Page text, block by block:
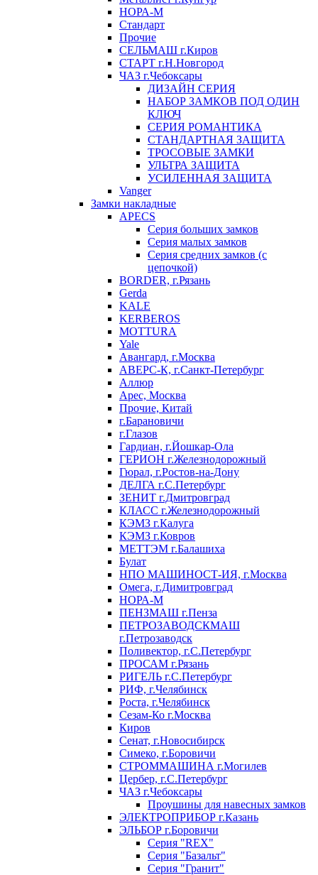
НОРА-М
Стандарт
Прочие
СЕЛЬМАШ г.Киров
СТАРТ г.Н.Новгород
ЧАЗ г.Чебоксары
ДИЗАЙН СЕРИЯ
НАБОР ЗАМКОВ ПОД ОДИН
КЛЮЧ
СЕРИЯ РОМАНТИКА
СТАНДАРТНАЯ ЗАЩИТА
ТРОСОВЫЕ ЗАМКИ
УЛЬТРА ЗАЩИТА
УСИЛЕННАЯ ЗАЩИТА
Vanger
Замки накладные
APECS
Серия больших замков
Серия малых замков
Серия средних замков (с
цепочкой)
BORDER, г.Рязань
Gerda
KALE
KERBEROS
MOTTURA
Yale
Авангард, г.Москва
АВЕРС-К, г.Санкт-Петербург
Аллюр
Арес, Москва
Прочие, Китай
г.Барановичи
г.Глазов
Гардиан, г.Йошкар-Ола
ГЕРИОН г.Железнодорожный
Гюрал, г.Ростов-на-Дону
ДЕЛГА г.С.Петербург
ЗЕНИТ г.Дмитровград
КЛАСС г.Железнодорожный
КЭМЗ г.Калуга
КЭМЗ г.Ковров
МЕТТЭМ г.Балашиха
Булат
НПО МАШИНОСТ-ИЯ, г.Москва
Омега, г.Димитровград
НОРА-М
ПЕНЗМАШ г.Пенза
ПЕТРОЗАВОДСКМАШ
г.Петрозаводск
Поливектор, г.С.Петербург
ПРОСАМ г.Рязань
РИГЕЛЬ г.С.Петербург
РИФ, г.Челябинск
Роста, г.Челябинск
Сезам-Ко г.Москва
Киров
Сенат, г.Новосибирск
Симеко, г.Боровичи
СТРОММАШИНА г.Могилев
Цербер, г.С.Петербург
ЧАЗ г.Чебоксары
Проушины для навесных замков
ЭЛЕКТРОПРИБОР г.Казань
ЭЛЬБОР г.Боровичи
Серия "REX"
Серия "Базальт"
Серия "Гранит"